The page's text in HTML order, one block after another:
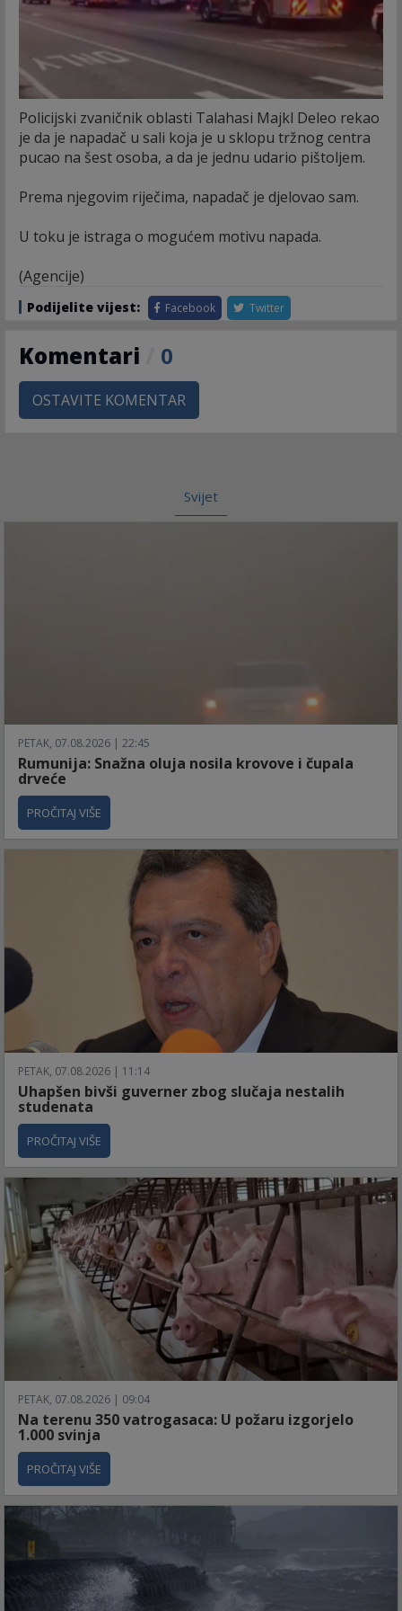
Policijski zvaničnik oblasti Talahasi Majkl Deleo rekao
je da je napadač u sali koja je u sklopu tržnog centra
pucao na šest osoba, a da je jednu udario pištoljem.
Prema njegovim riječima, napadač je djelovao sam.
U toku je istraga o mogućem motivu napada.
(Agencije)
Podijelite vijest: Facebook Twitter
Komentari 0
OSTAVITE KOMENTAR
Svijet
PETAK, 07.08.2026 | 22:45
Rumunija: Snažna oluja nosila krovove i čupala
drveće
PROČITAJ VIŠE
PETAK, 07.08.2026 | 11:14
Uhapšen bivši guverner zbog slučaja nestalih
studenata
PROČITAJ VIŠE
PETAK, 07.08.2026 | 09:04
Na terenu 350 vatrogasaca: U požaru izgorjelo
1.000 svinja
PROČITAJ VIŠE